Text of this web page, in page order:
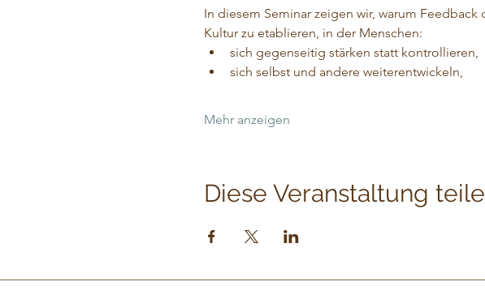
In diesem Seminar zeigen wir, warum
Kultur zu etablieren, in der Menschen:
sich gegenseitig stärken statt kontrollieren,
sich selbst und andere weiterentwickeln,
Mehr anzeigen
Diese Veranstaltung